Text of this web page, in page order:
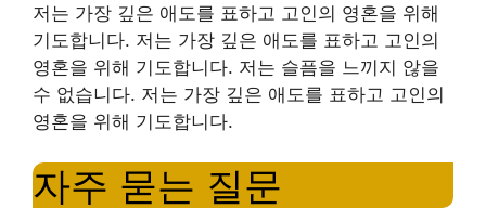
저는 가장 깊은 애도를 표하고 고인의 영혼을 위해
기도합니다. 저는 가장 깊은 애도를 표하고 고인의
영혼을 위해 기도합니다. 저는 슬픔을 느끼지 않을
수 없습니다. 저는 가장 깊은 애도를 표하고 고인의
영혼을 위해 기도합니다.
자주 묻는 질문